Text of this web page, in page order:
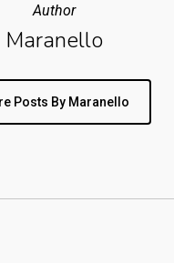
Author
Maranello
Posts By Maranello